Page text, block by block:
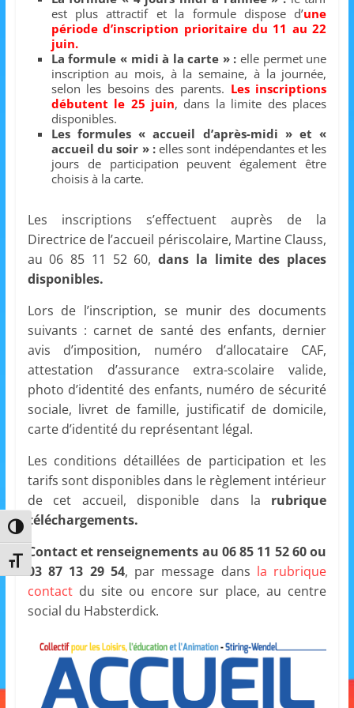
Passer en contraste élevé
Changer la taille de la police
m
a
t
i
o
à
p
r
t
i
e
3
a
n
s
a
v
e
c
e
C
L
!
est plus attractif et la formule dispose d’une
période d’inscription prioritaire du 11 au 22
juin.
La formule « midi à la carte » :elle permet une
inscription au mois, à la semaine, à la journée,
selon les besoins des parents. Les inscriptions
débutent le 25 juin, dans la limite des places
disponibles.
Les formules « accueil d’après-midi » et «
accueil du soir » :elles sont indépendantes et les
jours de participation peuvent également être
choisis à la carte.
Les inscriptions s’effectuent auprès de la
Directrice de l’accueil périscolaire, Martine Clauss,
au 06 85 11 52 60,dans la limite des places
disponibles.
Lors de l’inscription, se munir des documents
suivants : carnet de santé des enfants, dernier
avis d’imposition, numéro d’allocataire CAF,
attestation d’assurance extra-scolaire valide,
photo d’identité des enfants, numéro de sécurité
sociale, livret de famille, justificatif de domicile,
carte d’identité du représentant légal.
Les conditions détaillées de participation et les
tarifs sont disponibles dans le règlement intérieur
de cet accueil, disponible dans la rubrique
téléchargements.
Contact et renseignements au 06 85 11 52 60 ou
03 87 13 29 54, par message dans la rubrique
contact du site ou encore sur place, au centre
social du Habsterdick.